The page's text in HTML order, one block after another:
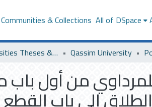
Communities & Collections All of DSpace
Saudi Universities Theses & Dissertations Qassim University
من أول باب
إلى باب